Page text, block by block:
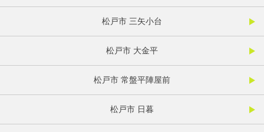
松戸市 三矢小台
松戸市 大金平
松戸市 常盤平陣屋前
松戸市 日暮